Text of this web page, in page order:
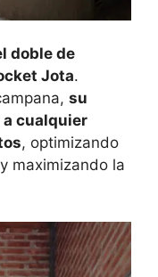
doble de
Jota.
su
cualquier
, optimizando
maximizando la